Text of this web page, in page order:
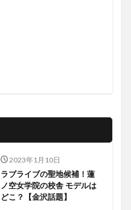
2023年1月10日
ラブライブの聖地候補！蓮
ノ空女学院の校舎 モデルは
どこ？【金沢話題】